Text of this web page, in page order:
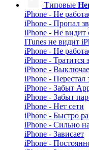
Типовые
iPhone - Не
iPhone - Пропал
iPhone - Не видит
ITunes не видит
iPhone - Не
iPhone - Тратится
iPhone -
iPhone - Перестал
iPhone - Забыт
iPhone - Забыт
iPhone - Нет сети
iPhone - Быстро
iPhone - Сильно
iPhone - Зависает
iPhone -